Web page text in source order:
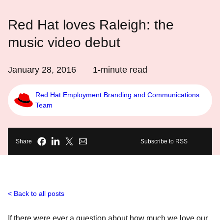
Red Hat loves Raleigh: the
music video debut
January 28, 2016 1-minute read
Red Hat Employment Branding and Communications
Team
Share Subscribe to RSS
Back to all posts
If there were ever a question about how much we love our